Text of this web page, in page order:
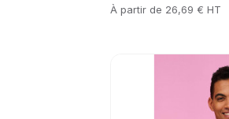
Prix
À partir de 26,69 € HT
Go to product page